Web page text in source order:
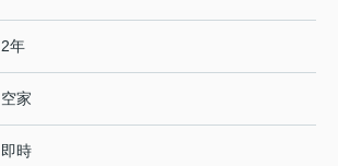
2年
空家
即時